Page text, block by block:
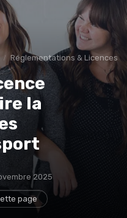
Réglementations & Licences
la
2025
page